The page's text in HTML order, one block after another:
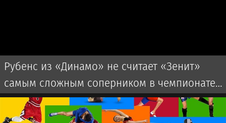
Рубенс из «Динамо» не считает «Зенит»
самым сложным соперником в чемпионате
России